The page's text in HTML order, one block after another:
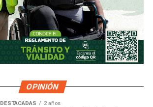
OPINIÓN
DESTACADAS 2 años